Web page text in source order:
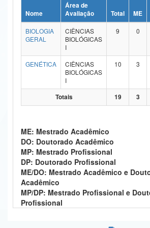
Ministério da Ciência, Tecnologia, Inovações e
Ministério do Meio Ambiente
Ministério do Desenvolvimento Regional
Controladoria-Geral da União
Secretaria-Geral
Secretaria de Governo
Gabinete de Segurança Institucional
Advocacia-Geral da União
Nome
Área de
Avaliação
Total ME
BIOLOGIA
GERAL
CIÊNCIAS
BIOLÓGICAS
I
9 0
GENÉTICA
CIÊNCIAS
BIOLÓGICAS
I
10 3
Totais 19 3
ME: Mestrado Acadêmico
DO: Doutorado Acadêmico
MP: Mestrado Profissional
DP: Doutorado Profissional
ME/DO: Mestrado Acadêmico e
Acadêmico
MP/DP: Mestrado Profissional e
Profissional